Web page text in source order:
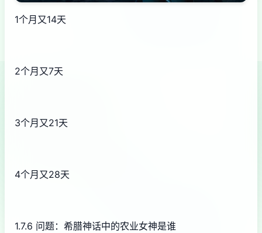
1个月又14天
2个月又7天
3个月又21天
4个月又28天
1.7.6 问题：希腊神话中的农业女神是谁